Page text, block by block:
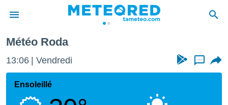
de
Météo Roda
13:06 Vendredi ...
Ensoleillé